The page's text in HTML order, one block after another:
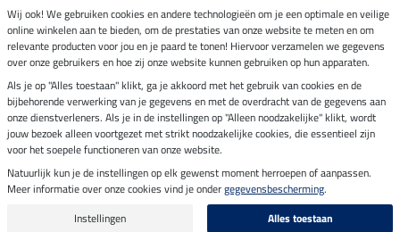
Verzending per
Veilig betalen met
Impressum
Laatste update op 08.08.2026 om 06:59 uur
Alle prijzen in euro's, incl. BTW, excl. verzendkosten.
Wij ook! We gebruiken cookies en andere technologieën om je een optimale en veilige
online winkelen aan te bieden, om de prestaties van onze website te meten en om
relevante producten voor jou en je paard te tonen! Hiervoor verzamelen we gegevens
over onze gebruikers en hoe zij onze website kunnen gebruiken op hun apparaten.
Als je op "Alles toestaan" klikt, ga je akkoord met het gebruik van cookies en de
bijbehorende verwerking van je gegevens en met de overdracht van de gegevens aan
onze dienstverleners. Als je in de instellingen op "Alleen noodzakelijke" klikt, wordt
jouw bezoek alleen voortgezet met strikt noodzakelijke cookies, die essentieel zijn
voor het soepele functioneren van onze website.
Natuurlijk kun je de instellingen op elk gewenst moment herroepen of aanpassen.
Meer informatie over onze cookies vind je ondergegevensbescherming.
Instellingen
Alles toestaan